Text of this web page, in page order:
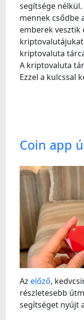
segítsége
mennek csődbe
emberek
kriptovaluta
A kriptovaluta
Ezzel a kulcssal
Coin app
Az előző,
részletesebb
segítséget nyújt